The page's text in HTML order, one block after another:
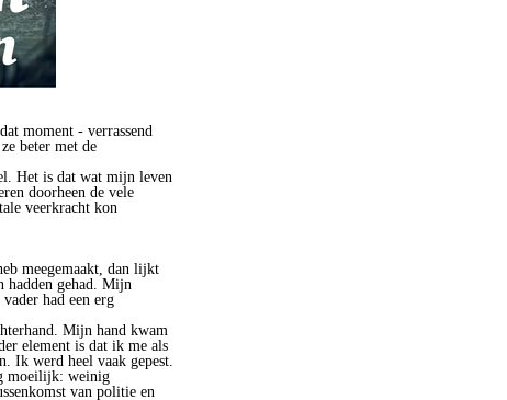
moment - verrassend
beter met de
Het is dat wat mijn leven
doorheen de vele
veerkracht kon
meegemaakt, dan lijkt
hadden gehad. Mijn
had een erg
Mijn hand kwam
element is dat ik me als
Ik werd heel vaak gepest.
moeilijk: weinig
van politie en